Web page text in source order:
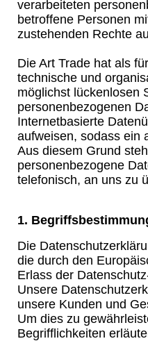
verarbeiteten
betroffene Personen
zustehenden Rechte
Die Art Trade hat als
technische und
möglichst lückenlosen
personenbezogenen
Internetbasierte
aufweisen, sodass ein
Aus diesem Grund
personenbezogene
telefonisch, an uns zu
1.
Die
die durch den
Erlass der
Unsere
unsere Kunden und
Um dies zu
Begrifflichkeiten